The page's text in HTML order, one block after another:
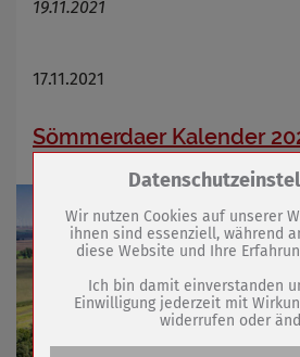
19.11.2021
17.11.2021
Sömmerdaer Kalender
Zum Betrieb der Seite
Name
PHP Session Cookie
Anbieter
Eigentümer dieser
Wenselaar GmbH &
Absicherung
Wir nutzen Cookies auf unserer
ihnen sind essenziell, während
diese Website und Ihre
Ich bin damit einverstanden
Einwilligung jederzeit mit
widerrufen oder